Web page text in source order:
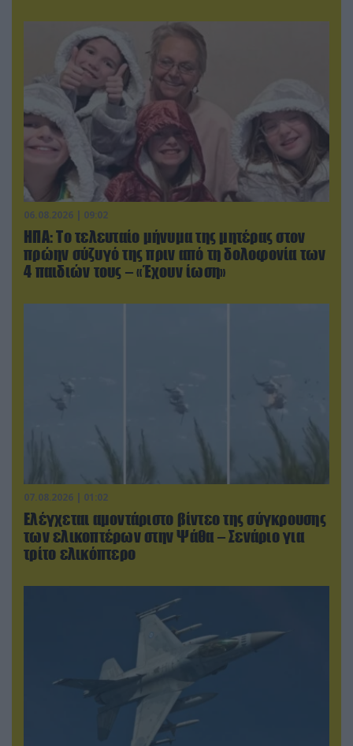
06.08.2026 | 09:02
ΗΠΑ: Το τελευταίο μήνυμα της μητέρας στον
πρώην σύζυγό της πριν από τη δολοφονία των
4 παιδιών τους – «Έχουν ίωση»
07.08.2026 | 01:02
Ελέγχεται αμοντάριστο βίντεο της σύγκρουσης
των ελικοπτέρων στην Ψάθα – Σενάριο για
τρίτο ελικόπτερο